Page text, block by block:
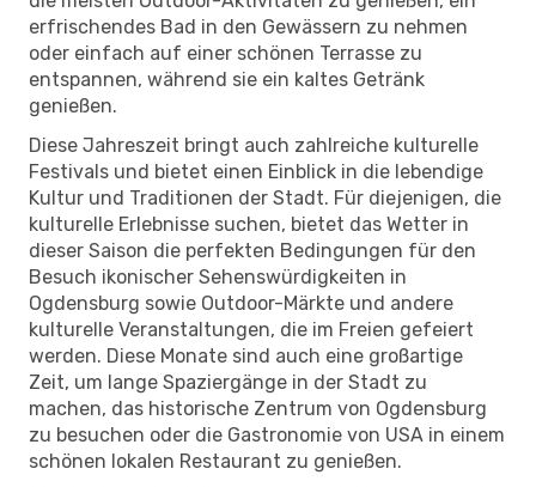
erfrischendes Bad in den Gewässern zu nehmen
oder einfach auf einer schönen Terrasse zu
entspannen, während sie ein kaltes Getränk
genießen.
Diese Jahreszeit bringt auch zahlreiche kulturelle
Festivals und bietet einen Einblick in die lebendige
Kultur und Traditionen der Stadt. Für diejenigen, die
kulturelle Erlebnisse suchen, bietet das Wetter in
dieser Saison die perfekten Bedingungen für den
Besuch ikonischer Sehenswürdigkeiten in
Ogdensburg sowie Outdoor-Märkte und andere
kulturelle Veranstaltungen, die im Freien gefeiert
werden. Diese Monate sind auch eine großartige
Zeit, um lange Spaziergänge in der Stadt zu
machen, das historische Zentrum von Ogdensburg
zu besuchen oder die Gastronomie von USA in einem
schönen lokalen Restaurant zu genießen.